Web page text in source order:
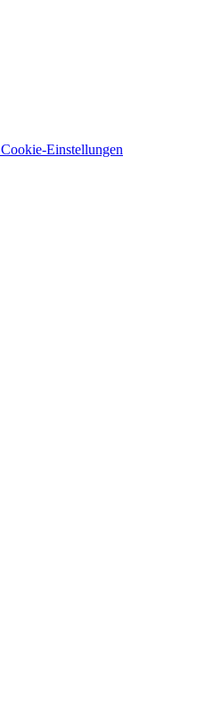
Cookie-Einstellungen